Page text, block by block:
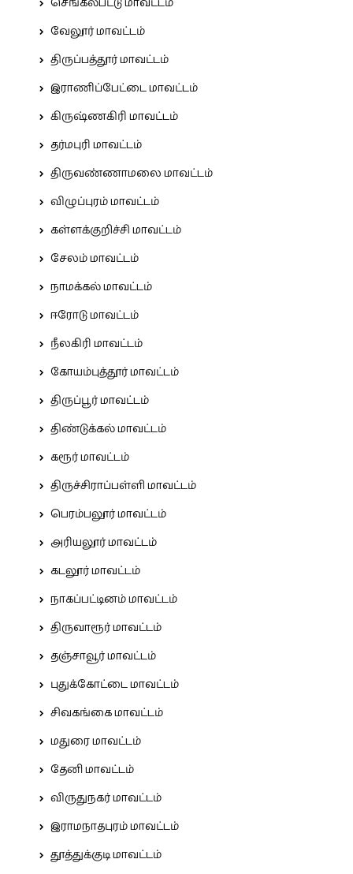
வேலூர் மாவட்டம்
திருப்பத்தூர் மாவட்டம்
இராணிப்பேட்டை மாவட்டம்
கிருஷ்ணகிரி மாவட்டம்
தர்மபுரி மாவட்டம்
திருவண்ணாமலை மாவட்டம்
விழுப்புரம் மாவட்டம்
கள்ளக்குறிச்சி மாவட்டம்
சேலம் மாவட்டம்
நாமக்கல் மாவட்டம்
ஈரோடு மாவட்டம்
நீலகிரி மாவட்டம்
கோயம்புத்தூர் மாவட்டம்
திருப்பூர் மாவட்டம்
திண்டுக்கல் மாவட்டம்
கரூர் மாவட்டம்
திருச்சிராப்பள்ளி மாவட்டம்
பெரம்பலூர் மாவட்டம்
அரியலூர் மாவட்டம்
கடலூர் மாவட்டம்
நாகப்பட்டினம் மாவட்டம்
திருவாரூர் மாவட்டம்
தஞ்சாவூர் மாவட்டம்
புதுக்கோட்டை மாவட்டம்
சிவகங்கை மாவட்டம்
மதுரை மாவட்டம்
தேனி மாவட்டம்
விருதுநகர் மாவட்டம்
இராமநாதபுரம் மாவட்டம்
தூத்துக்குடி மாவட்டம்